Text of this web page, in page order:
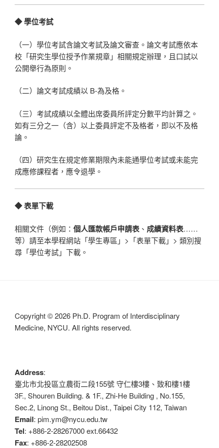
◆ 學位考試
（一）學位考試含論文考試及論文審查。論文考試應依本
校「研究生學位授予作業規章」相關規定辦理，且口試以
公開舉行為原則。
（二）論文考試成績以 B-為及格。
（三）考試成績以全體出席委員所評定分數平均計算之。
如有三分之一（含）以上委員評定不及格者，即以不及格
論。
（四）研究生在規定修業期限內未能通學位考試或未能完
成應修課程者，應令退學。
◆ 表單下載
相關文件（例如： 個人匯款帳戶申請表 、 成績資料表……
等）請至本學程網站「學生專區」>「表單下載」> 類別搜
尋「學位考試」下載。
Copyright © 2026 Ph.D. Program of Interdisciplinary
Medicine, NYCU. All rights reserved.
Address:
臺北市北投區立農街二段155號 守仁樓3樓、致和樓1樓
3F., Shouren Building. & 1F., Zhi-He Building , No.155,
Sec.2, Linong St., Beitou Dist., Taipei City 112, Taiwan
Email: pim.ym@nycu.edu.tw
Tel: +886-2-28267000 ext.66432
Fax: +886-2-28202508